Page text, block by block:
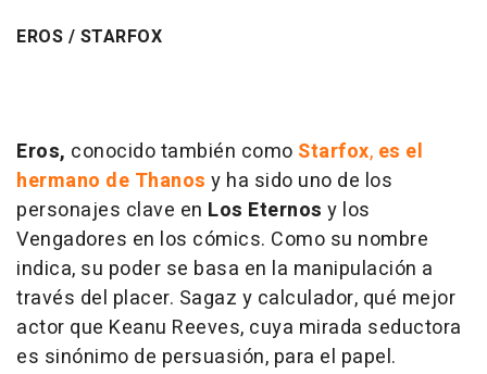
EROS / STARFOX
Eros, conocido también como Starfox, es el
hermano de Thanos y ha sido uno de los
personajes clave en Los Eternos y los
Vengadores en los cómics. Como su nombre
indica, su poder se basa en la manipulación a
través del placer. Sagaz y calculador, qué mejor
actor que Keanu Reeves, cuya mirada seductora
es sinónimo de persuasión, para el papel.